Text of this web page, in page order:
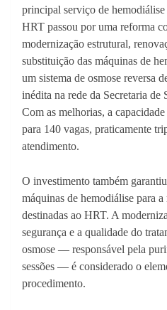
principal serviço de
HRT passou por uma reforma
modernização estrutural,
substituição das máquinas de
um sistema de osmose reversa
inédita na rede da Secretaria de
Com as melhorias, a
para 140 vagas, praticamente
atendimento.
O investimento também
máquinas de hemodiálise para
destinadas ao HRT. A
segurança e a qualidade do
osmose — responsável pela
sessões — é considerado o
procedimento.